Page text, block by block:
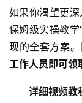
如果你渴望更
保姆级实操教
现的全套方案
工作人员即可领
详细视频教